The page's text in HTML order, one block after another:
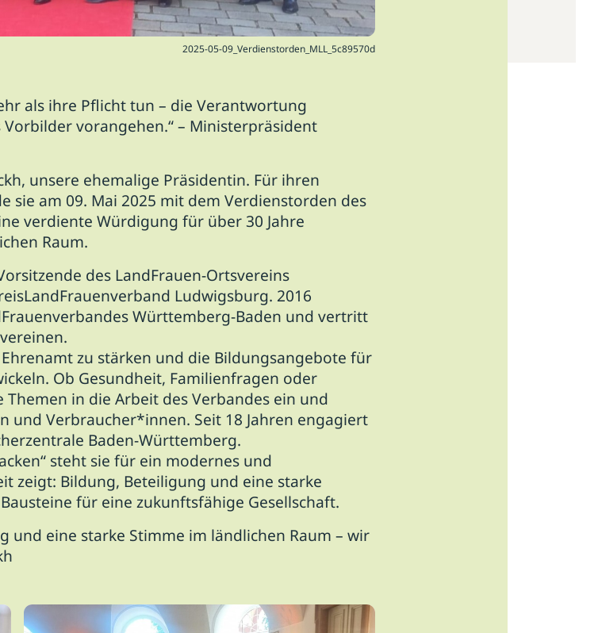
2025-05-09_Verdienstorden_MLL_5c89570d
als ihre Pflicht tun – die Verantwortung
vorangehen.“ – Ministerpräsident
unsere ehemalige Präsidentin. Für ihren
sie am 09. Mai 2025 mit dem Verdienstorden des
verdiente Würdigung für über 30 Jahre
Raum.
des LandFrauen-Ortsvereins
Ludwigsburg. 2016
Württemberg-Baden und vertritt
zu stärken und die Bildungsangebote für
Ob Gesundheit, Familienfragen oder
in die Arbeit des Verbandes ein und
und Verbraucher*innen. Seit 18 Jahren engagiert
Baden-Württemberg.
steht sie für ein modernes und
zeigt: Bildung, Beteiligung und eine starke
für eine zukunftsfähige Gesellschaft.
und eine starke Stimme im ländlichen Raum – wir